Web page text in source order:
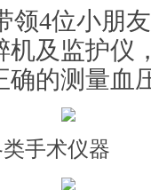
领4位小朋
机及监护仪
确的测量血
手术仪器